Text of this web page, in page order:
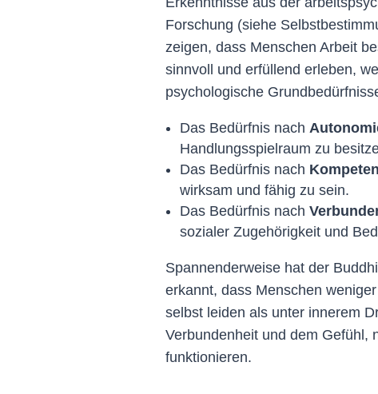
Forschung (siehe
zeigen, dass Menschen Arbeit
sinnvoll und erfüllend erleben,
psychologische
Das Bedürfnis nach
Handlungsspielraum zu
Das Bedürfnis nach
wirksam und fähig zu sein.
Das Bedürfnis nach
sozialer Zugehörigkeit und
Spannenderweise hat der
erkannt, dass Menschen
selbst leiden als unter innerem
Verbundenheit und dem Gefühl,
funktionieren.